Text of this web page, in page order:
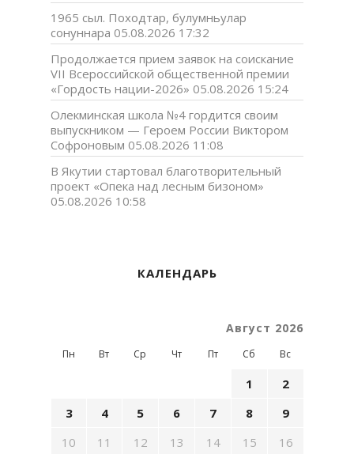
1965 сыл. Походтар, булумньулар
сонуннара 05.08.2026 17:32
Продолжается прием заявок на соискание
VII Всероссийской общественной премии
«Гордость нации-2026» 05.08.2026 15:24
Олекминская школа №4 гордится своим
выпускником — Героем России Виктором
Софроновым 05.08.2026 11:08
В Якутии стартовал благотворительный
проект «Опека над лесным бизоном»
05.08.2026 10:58
КАЛЕНДАРЬ
Август 2026
Пн Вт Ср Чт Пт Сб Вс
1
2
3
4 5 6 7 8
9
10
11 12 13 14 15
16